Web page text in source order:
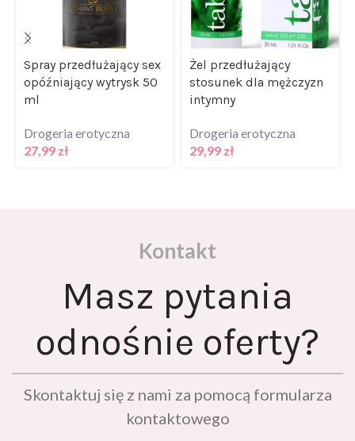
Spray przedłużający sex
opóźniający wytrysk 50
ml
Drogeria erotyczna
27,99
zł
Żel przedłużający
stosunek dla mężczyzn
intymny
Drogeria erotyczna
29,99
zł
Kontakt
Masz pytania
odnośnie oferty?
Skontaktuj się z nami za pomocą formularza
kontaktowego